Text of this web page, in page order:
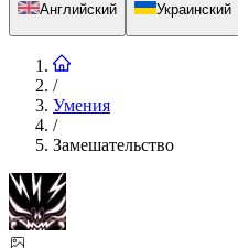
Английский Украинский
/
Умения
/
Замешательство